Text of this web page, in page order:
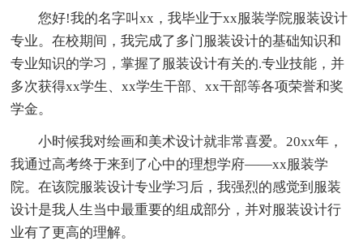
您好!我的名字叫xx，我毕业于xx服装学院服装设计
专业。在校期间，我完成了多门服装设计的基础知识和
专业知识的学习，掌握了服装设计有关的.专业技能，并
多次获得xx学生、xx学生干部、xx干部等各项荣誉和奖
学金。
小时候我对绘画和美术设计就非常喜爱。20xx年，
我通过高考终于来到了心中的理想学府——xx服装学
院。在该院服装设计专业学习后，我强烈的感觉到服装
设计是我人生当中最重要的组成部分，并对服装设计行
业有了更高的理解。